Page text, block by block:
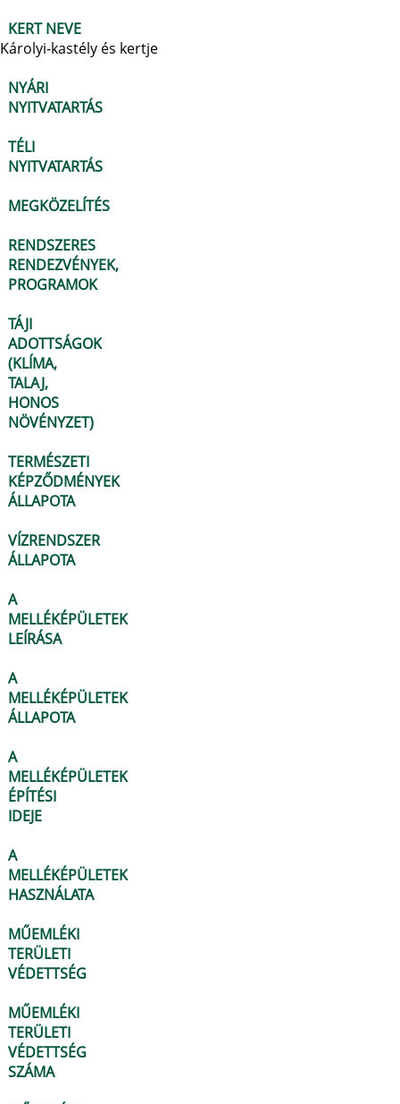
KERT NEVE
Károlyi-kastély és kertje
NYÁRI
NYITVATARTÁS
TÉLI
NYITVATARTÁS
MEGKÖZELÍTÉS
RENDSZERES
RENDEZVÉNYEK,
PROGRAMOK
TÁJI
ADOTTSÁGOK
(KLÍMA,
TALAJ,
HONOS
NÖVÉNYZET)
TERMÉSZETI
KÉPZŐDMÉNYEK
ÁLLAPOTA
VÍZRENDSZER
ÁLLAPOTA
A
MELLÉKÉPÜLETEK
LEÍRÁSA
A
MELLÉKÉPÜLETEK
ÁLLAPOTA
A
MELLÉKÉPÜLETEK
ÉPÍTÉSI
IDEJE
A
MELLÉKÉPÜLETEK
HASZNÁLATA
MŰEMLÉKI
TERÜLETI
VÉDETTSÉG
MŰEMLÉKI
TERÜLETI
VÉDETTSÉG
SZÁMA